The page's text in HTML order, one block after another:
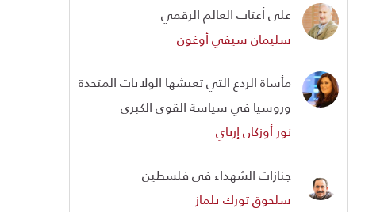
على أعتاب العالم الرقمي
سليمان سيفي أوغون
مأساة الردع التي تعيشها الولايات المتحدة
وروسيا في سياسة القوى الكبرى
نور أوزكان إرباي
جنازات الشهداء في فلسطين
سلجوق تورك يلماز